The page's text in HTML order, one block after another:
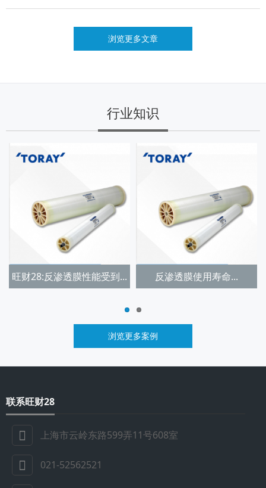
浏览更多文章
行业知识
旺财28:反渗透膜性能受到... 反渗透膜使用寿命...
浏览更多案例
联系旺财28
上海市云岭东路599弄11号608室
021-52562521